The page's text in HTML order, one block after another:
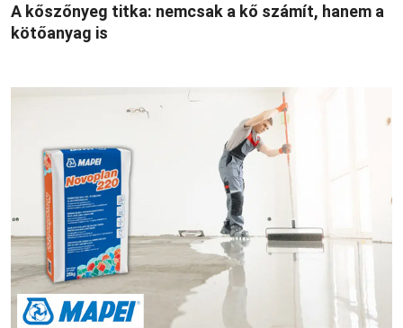
A kőszőnyeg titka: nemcsak a kő számít, hanem a
kötőanyag is